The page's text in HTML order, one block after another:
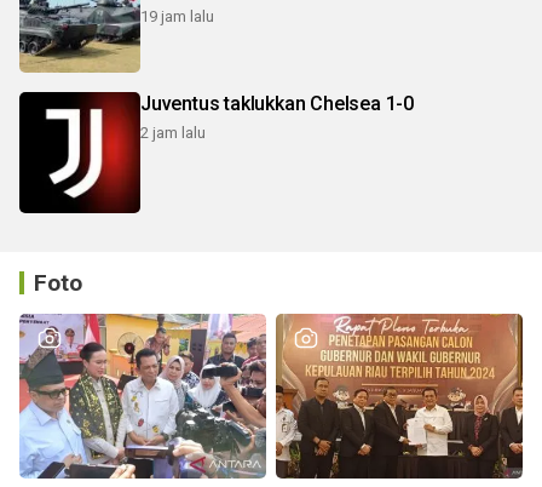
19 jam lalu
Juventus taklukkan Chelsea 1-0
2 jam lalu
Foto